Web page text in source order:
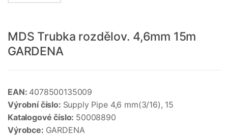
MDS Trubka rozdělov. 4,6mm 15m
GARDENA
EAN: 4078500135009
Výrobní číslo: Supply Pipe 4,6 mm(3/16), 15
Katalogové číslo: 50008890
Výrobce: GARDENA